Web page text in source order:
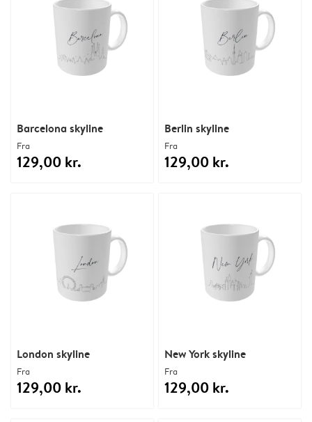
Barcelona skyline
Fra
129,00 kr.
Berlin skyline
Fra
129,00 kr.
London skyline
Fra
129,00 kr.
New York skyline
Fra
129,00 kr.